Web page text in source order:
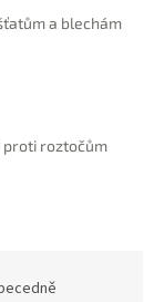
a blechám
proti roztočům